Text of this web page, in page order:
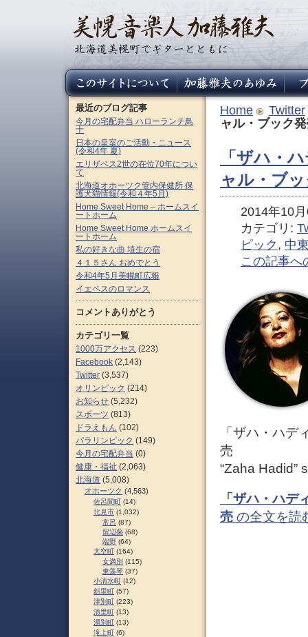
Home
Twitter
ャル・ブック
「ザハ・
ャル・ブ
2014年10
カテゴリ:
ピック , 中
この記事へ
「ザハ・ハ
売
“Zaha Hadid”
「ザハ・ハ
売 の全文を読
最近のブログ記事
今月の宅配弁当 ハローランチ鳥
十
日本の皇室のご活動・ニュース
(令和4年 夏)
エリザベス2世の在位70年につい
て
北海道オホーツク管内保健所 保
護犬猫情報(令和４年5月)
Home Sweet Home – ホームスイ
ートホーム
Home Sweet Home ホームスイ
ートホーム
私の好きな曲 埴生の宿
４１５さん おめでとう
令和4年5月美幌町広報
イエペスのロマンス
コメントありがとう
カテゴリ一覧
1000万アクセス (223)
Facebook (2,143)
Twitter (3,537)
オリンピック (214)
お知らせ (5,232)
スポーツ (813)
ドラえもん (102)
パラリンピック (149)
今月の宅配弁当 (0)
健康・福祉 (2,063)
北海道 (5,008)
オホーツク (4,563)
佐呂間町 (14)
北見市 (1,032)
常呂 (87)
留辺蘂 (68)
端野 (64)
大空町 (164)
女満別 (115)
東藻琴 (37)
小清水町 (12)
斜里町 (57)
津別町 (223)
清里町 (13)
湧別町 (13)
滝上町 (6)